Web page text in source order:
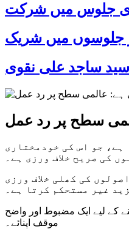
جلوس میں شرکت
سطح پر رد عمل
ہے، جو اس کی خودمختاری
کی صریح خلاف ورزی ہے۔
کی کھلی خلاف ورزی
غیر مستحکم کرتا ہے۔
کے لیے ایک مضبوط اور واضح
موقف اپنائے۔